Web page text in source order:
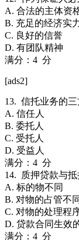
A. 合法的主体资
B. 充足的经济实
C. 良好的信誉
D. 有团队精神
满分：4 分
[ads2]
13. 信托业务的三
A. 信任人
B. 委托人
C. 受托人
D. 受益人
满分：4 分
14. 质押贷款与抵
A. 标的物不同
B. 对物的占管不同
C. 对物的处理程
D. 贷款合同生效
满分：4 分